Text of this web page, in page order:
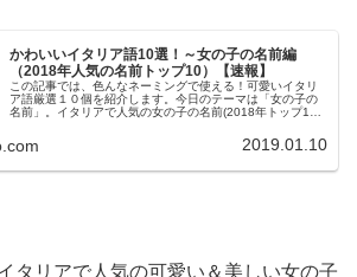
かわいいイタリア語10選！～女の子の名前編
（2018年人気の名前トップ10）【速報】
この記事では、色んなネーミングで使える！可愛いイタリ
ア語厳選１０個を紹介します。今日のテーマは「女の子の
名前」。イタリアで人気の女の子の名前(2018年トップ10)
2019.01.10
タリアで人気の可愛い＆美しい女の子